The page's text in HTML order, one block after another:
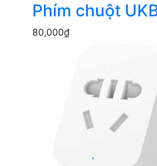
Phím chuột
80,000₫